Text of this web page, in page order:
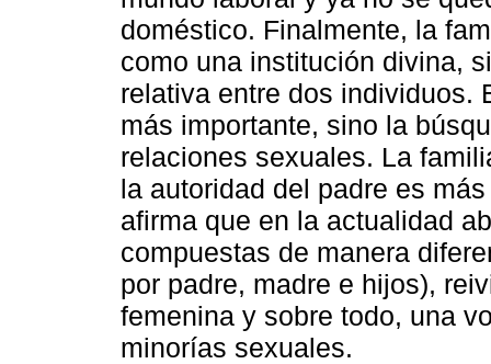
doméstico. Finalmente, la
como una institución divina,
relativa entre dos individuos.
más importante, sino la
relaciones sexuales. La
la autoridad del padre es
afirma que en la actualidad
compuestas de manera
por padre, madre e hijos),
femenina y sobre todo, una
minorías sexuales.